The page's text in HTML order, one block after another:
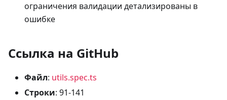
ограничения валидации детализированы в
ошибке
Ссылка на GitHub
Файл: utils.spec.ts
Строки: 91-141